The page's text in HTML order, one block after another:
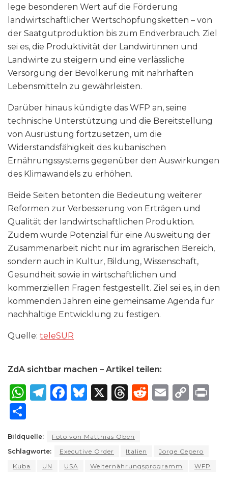
lege besonderen Wert auf die Förderung
landwirtschaftlicher Wertschöpfungsketten – von
der Saatgutproduktion bis zum Endverbrauch. Ziel
sei es, die Produktivität der Landwirtinnen und
Landwirte zu steigern und eine verlässliche
Versorgung der Bevölkerung mit nahrhaften
Lebensmitteln zu gewährleisten.
Darüber hinaus kündigte das WFP an, seine
technische Unterstützung und die Bereitstellung
von Ausrüstung fortzusetzen, um die
Widerstandsfähigkeit des kubanischen
Ernährungssystems gegenüber den Auswirkungen
des Klimawandels zu erhöhen.
Beide Seiten betonten die Bedeutung weiterer
Reformen zur Verbesserung von Erträgen und
Qualität der landwirtschaftlichen Produktion.
Zudem wurde Potenzial für eine Ausweitung der
Zusammenarbeit nicht nur im agrarischen Bereich,
sondern auch in Kultur, Bildung, Wissenschaft,
Gesundheit sowie in wirtschaftlichen und
kommerziellen Fragen festgestellt. Ziel sei es, in den
kommenden Jahren eine gemeinsame Agenda für
nachhaltige Entwicklung zu festigen.
Quelle: teleSUR
ZdA sichtbar machen – Artikel teilen:
W
ts
A
p
T
g
ra
m
F
e
b
o
B
s
k
y
X
T
a
d
s
R
E
C
Li
n
ar
e
Bildquelle:
Foto von Matthias Oben
Schlagworte:
Executive Order Italien
Jorge Cepero
Kuba
UN USA Welternährungsprogramm WFP